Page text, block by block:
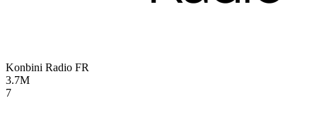
Konbini Radio FR
3.7M
7